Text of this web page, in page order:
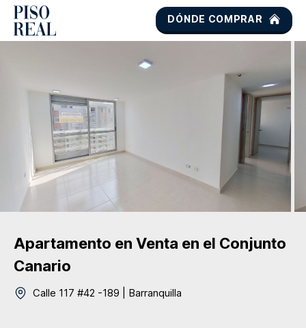
DÓNDE COMPRAR
Apartamento en Venta en el Conjunto
Canario
Calle 117 #42 -189 Barranquilla